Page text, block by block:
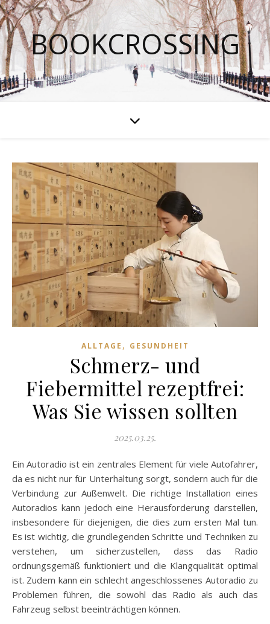
BOOKCROSSING
ALLTAGE , GESUNDHEIT
Schmerz- und
Fiebermittel rezeptfrei:
Was Sie wissen sollten
2025.03.25.
Ein Autoradio ist ein zentrales Element für viele Autofahrer,
da es nicht nur für Unterhaltung sorgt, sondern auch für die
Verbindung zur Außenwelt. Die richtige Installation eines
Autoradios kann jedoch eine Herausforderung darstellen,
insbesondere für diejenigen, die dies zum ersten Mal tun.
Es ist wichtig, die grundlegenden Schritte und Techniken zu
verstehen, um sicherzustellen, dass das Radio
ordnungsgemäß funktioniert und die Klangqualität optimal
ist. Zudem kann ein schlecht angeschlossenes Autoradio zu
Problemen führen, die sowohl das Radio als auch das
Fahrzeug selbst beeinträchtigen können.